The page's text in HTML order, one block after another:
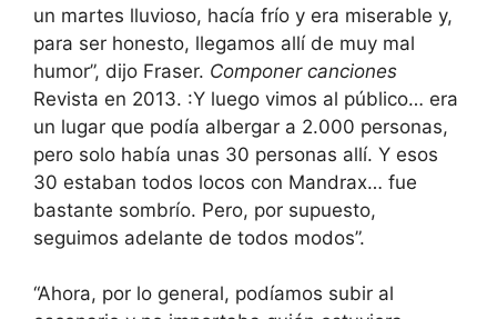
un martes lluvioso, hacía frío y era miserable y,
para ser honesto, llegamos allí de muy mal
humor”, dijo Fraser. Componer canciones
Revista en 2013. :Y luego vimos al público… era
un lugar que podía albergar a 2.000 personas,
pero solo había unas 30 personas allí. Y esos
30 estaban todos locos con Mandrax… fue
bastante sombrío. Pero, por supuesto,
seguimos adelante de todos modos”.
“Ahora, por lo general, podíamos subir al